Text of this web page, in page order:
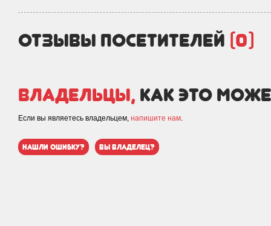
отзывы посетителей (0)
Владельцы, как это
Если вы являетесь владельцем, напишите нам.
нашли ошибку? вы владелец?